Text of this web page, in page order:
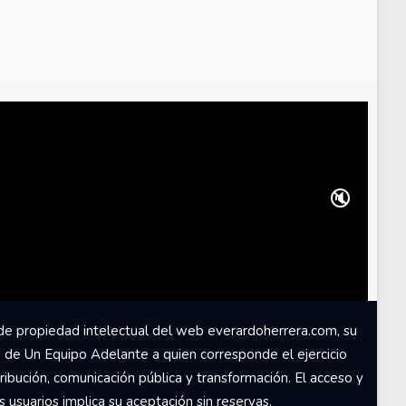
🔇
propiedad intelectual del web everardoherrera.com, su
Un Equipo Adelante a quien corresponde el ejercicio
comunicación pública y transformación. El acceso y
implica su aceptación sin reservas.